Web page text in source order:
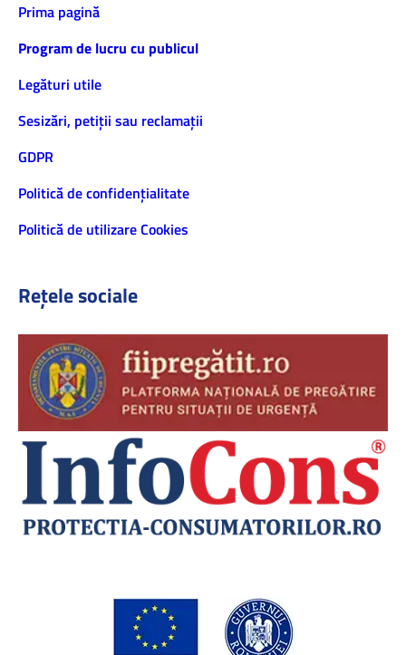
Prima pagină
Program de lucru cu publicul
Legături utile
Sesizări, petiţii sau reclamații
GDPR
Politică de confidenţialitate
Politică de utilizare Cookies
Rețele sociale